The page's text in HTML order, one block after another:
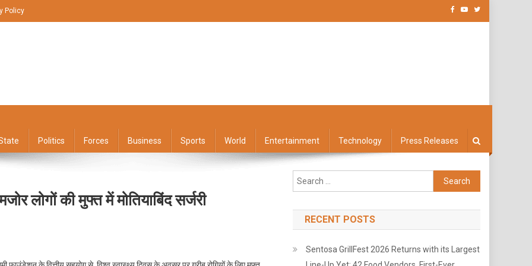
Policy
Politics Forces Business Sports World Entertainment Technology Press Releases
लोगों की मुफ्त में मोतियाबिंद सर्जरी
Search
for:
RECENT POSTS
Sentosa GrillFest 2026 Returns with its Largest